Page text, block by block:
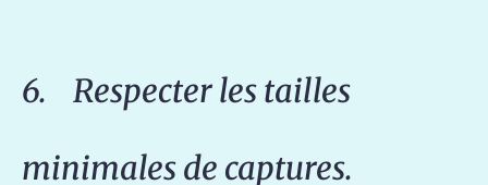
6. Respecter les tailles
minimales de captures.